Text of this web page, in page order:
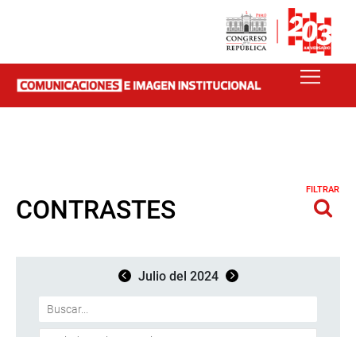
CONTRASTES
FILTRAR
Julio del 2024